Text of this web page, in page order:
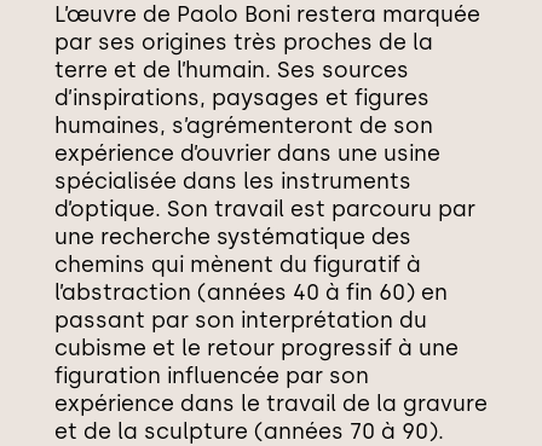
L’œuvre de Paolo Boni restera marquée
par ses origines très proches de la
terre et de l’humain. Ses sources
d’inspirations, paysages et figures
humaines, s’agrémenteront de son
expérience d’ouvrier dans une usine
spécialisée dans les instruments
d’optique. Son travail est parcouru par
une recherche systématique des
chemins qui mènent du figuratif à
l’abstraction (années 40 à fin 60) en
passant par son interprétation du
cubisme et le retour progressif à une
figuration influencée par son
expérience dans le travail de la gravure
et de la sculpture (années 70 à 90).